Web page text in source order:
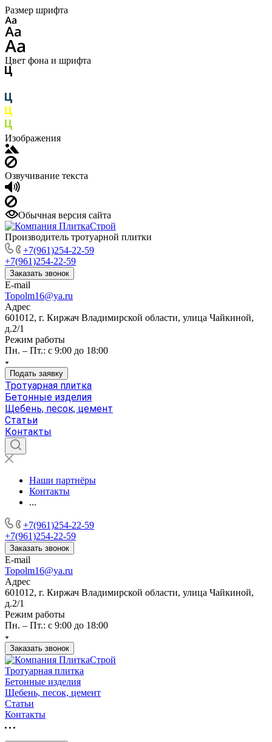
Размер шрифта
Цвет фона и шрифта
Изображения
Озвучивание текста
Обычная версия сайта
Производитель тротуарной плитки
+7(961)254-22-59
+7(961)254-22-59
Заказать звонок
E-mail
Topolm16@ya.ru
Адрес
601012, г. Киржач Владимирской области, улица Чайкиной,
д.2/1
Режим работы
Пн. – Пт.: с 9:00 до 18:00
Подать заявку
Тротуарная плитка
Бетонные изделия
Щебень, песок, цемент
Статьи
Контакты
Наши партнёры
Контакты
...
+7(961)254-22-59
+7(961)254-22-59
Заказать звонок
E-mail
Topolm16@ya.ru
Адрес
601012, г. Киржач Владимирской области, улица Чайкиной,
д.2/1
Режим работы
Пн. – Пт.: с 9:00 до 18:00
Заказать звонок
Тротуарная плитка
Бетонные изделия
Щебень, песок, цемент
Статьи
Контакты